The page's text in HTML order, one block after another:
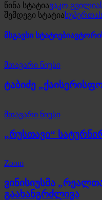
წინა სტატიავაკო
შემდეგი სტატია
მსგავსი სტატიები
მთავარი ნიუსი
ტაბიძე
მთავარი ნიუსი
„რუსთავი“
Zoom
ვინისიუსმა
გაახანგრძლივა